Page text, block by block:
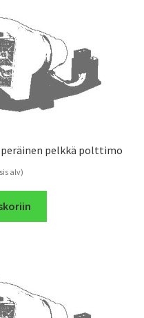
pelkkä polttimo
alv)